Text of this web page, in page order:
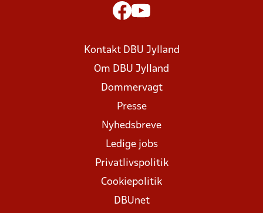
Kontakt DBU Jylland
Om DBU Jylland
Dommervagt
Presse
Nyhedsbreve
Ledige jobs
Privatlivspolitik
Cookiepolitik
DBUnet